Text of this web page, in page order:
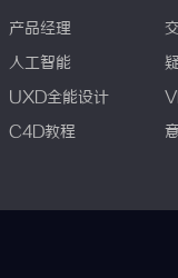
产品经理
人工智能
UXD全能设计
C4D教程